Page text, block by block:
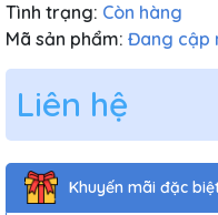
Tình trạng: Còn hàng
Mã sản phẩm: Đang cập
Liên hệ
Khuyến mãi đặc